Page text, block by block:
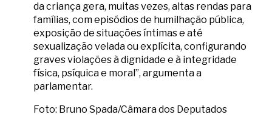
da criança gera, muitas vezes, altas rendas para
famílias, com episódios de humilhação pública,
exposição de situações íntimas e até
sexualização velada ou explícita, configurando
graves violações à dignidade e à integridade
física, psíquica e moral”, argumenta a
parlamentar.
Foto: Bruno Spada/Câmara dos Deputados